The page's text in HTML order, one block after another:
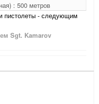
: 500 метров
пистолеты - следующим
Sgt. Kamarov